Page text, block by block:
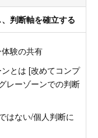
判断軸を確立する
体験の共有
とは [改めてコンプ
レーゾーンでの判断
はない/個人判断に